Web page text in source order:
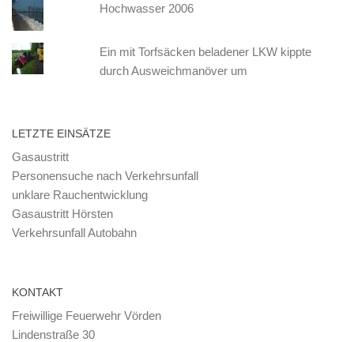
Hochwasser 2006
Ein mit Torfsäcken beladener LKW kippte
durch Ausweichmanöver um
LETZTE EINSÄTZE
Gasaustritt
Personensuche nach Verkehrsunfall
unklare Rauchentwicklung
Gasaustritt Hörsten
Verkehrsunfall Autobahn
KONTAKT
Freiwillige Feuerwehr Vörden
Lindenstraße 30